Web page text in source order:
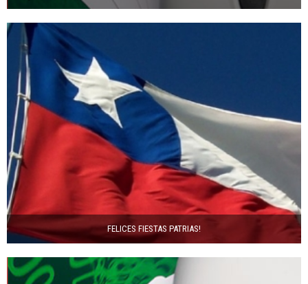
FELICES FIESTAS PATRIAS!